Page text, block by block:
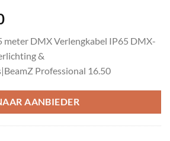
Huidige
is:
€18.00.
meter DMX Verlengkabel IP65 DMX-
&
Professional 16.50
AANBIEDER